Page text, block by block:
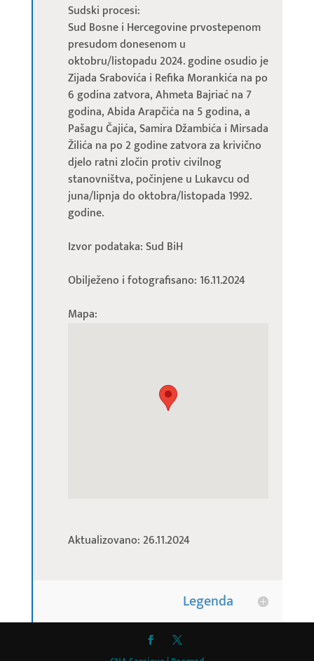
Sudski procesi:
Sud Bosne i Hercegovine prvostepenom
presudom donesenom u
oktobru/listopadu 2024. godine osudio je
Zijada Srabovića i Refika Morankića na po
6 godina zatvora, Ahmeta Bajriać na 7
godina, Abida Arapčića na 5 godina, a
Pašagu Čajića, Samira Džambića i Mirsada
Žilića na po 2 godine zatvora za krivično
djelo ratni zločin protiv civilnog
stanovništva, počinjene u Lukavcu od
juna/lipnja do oktobra/listopada 1992.
godine.
Izvor podataka: Sud BiH
Obilježeno i fotografisano: 16.11.2024
Mapa:
Aktualizovano: 26.11.2024
Legenda